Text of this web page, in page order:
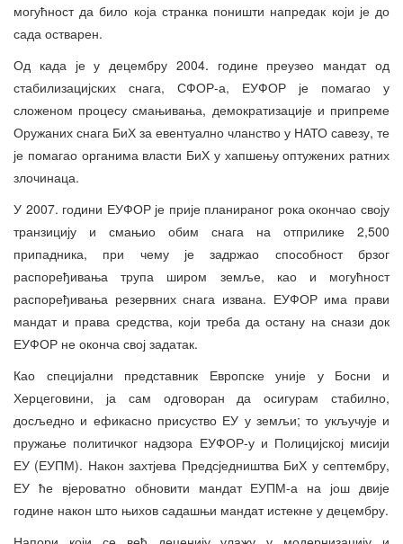
могућност да било која странка поништи напредак који је до
сада остварен.
Од када је у децембру 2004. године преузео мандат од
стабилизацијских снага, СФОР-а, ЕУФОР је помагао у
сложеном процесу смањивања, демократизације и припреме
Оружаних снага БиХ за евентуално чланство у НАТО савезу, те
је помагао органима власти БиХ у хапшењу оптужених ратних
злочинаца.
У 2007. години ЕУФОР је прије планираног рока окончао своју
транзицију и смањио обим снага на отприлике 2,500
припадника, при чему је задржао способност брзог
распоређивања трупа широм земље, као и могућност
распоређивања резервних снага извана. ЕУФОР има прави
мандат и права средства, који треба да остану на снази док
ЕУФОР не оконча свој задатак.
Као специјални представник Европске уније у Босни и
Херцеговини, ја сам одговоран да осигурам стабилно,
досљедно и ефикасно присуство ЕУ у земљи; то укључује и
пружање политичког надзора ЕУФОР-у и Полицијској мисији
ЕУ (ЕУПМ). Након захтјева Предсједништва БиХ у септембру,
ЕУ ће вјероватно обновити мандат ЕУПМ-а на још двије
године након што њихов садашњи мандат истекне у децембру.